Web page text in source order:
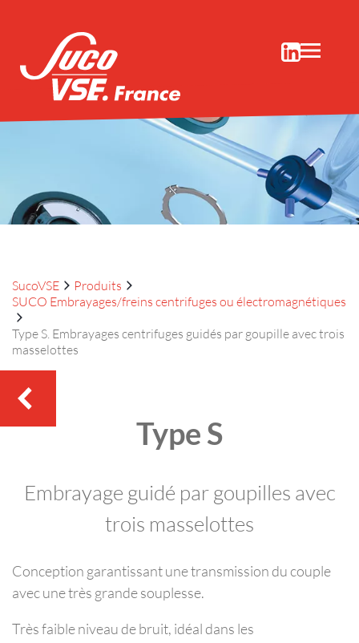
ou électromagnétiques
SucoVSE
Produits
SUCO Embrayages/freins centrifuges ou électromagnétiques
Type S. Embrayages centrifuges guidés par goupille avec trois
masselottes
Type S
Embrayage guidé par goupilles avec
trois masselottes
Conception garantissant une transmission du couple
avec une très grande souplesse.
Très faible niveau de bruit, idéal dans les
Actualités
Produits